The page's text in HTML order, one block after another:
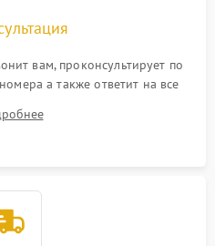
вам, проконсультирует по
а также ответит на все